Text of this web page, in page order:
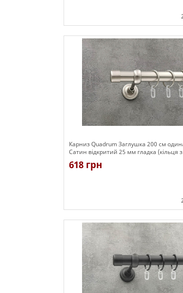
Карниз Quadrum Заглушка 200 см
Сатин відкритий 25 мм гладка (кільця
618 грн